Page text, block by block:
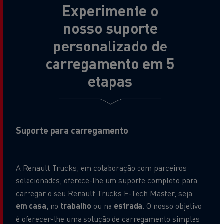
Experimente o
nosso suporte
personalizado de
carregamento em 5
etapas
Suporte para carregamento
A Renault Trucks, em colaboração com parceiros
selecionados, oferece-lhe um suporte completo para
carregar o seu Renault Trucks E-Tech Master, seja
em casa , no trabalho ou na estrada . O nosso objetivo
é oferecer-lhe uma solução de carregamento simples